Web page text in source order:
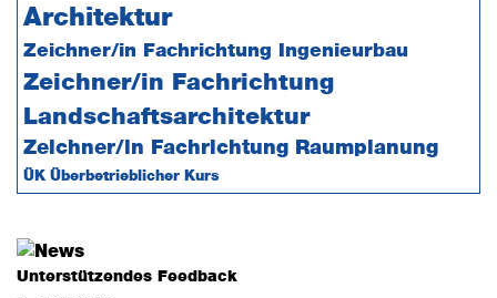
Architektur
Zeichner/in Fachrichtung Ingenieurbau
Zeichner/in Fachrichtung
Landschaftsarchitektur
Zeichner/in Fachrichtung Raumplanung
ÜK Überbetrieblicher Kurs
Unterstützendes Feedback